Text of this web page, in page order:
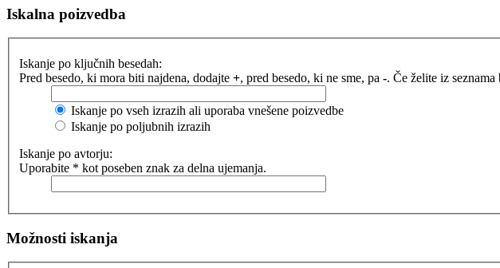
Iskalna poizvedba
Iskanje po ključnih besedah:
Pred besedo, ki mora biti najdena, dodajte +, pred besedo, ki ne sme, pa -. Če želite iz
Iskanje po vseh izrazih ali uporaba vnešene poizvedbe
Iskanje po poljubnih izrazih
Iskanje po avtorju:
Uporabite * kot poseben znak za delna ujemanja.
Možnosti iskanja